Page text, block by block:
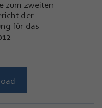
zum zweiten
der
für das